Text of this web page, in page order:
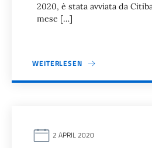
2020, è stata avviata da
mese […]
WEITERLESEN
2 APRIL 2020